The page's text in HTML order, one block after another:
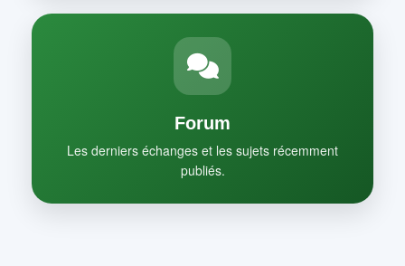
Forum
Les derniers échanges et les sujets récemment
publiés.